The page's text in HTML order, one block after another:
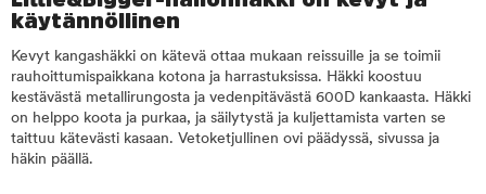
käytännöllinen
Kevyt kangashäkki on kätevä ottaa mukaan reissuille ja se toimii
rauhoittumispaikkana kotona ja harrastuksissa. Häkki koostuu
kestävästä metallirungosta ja vedenpitävästä 600D kankaasta. Häkki
on helppo koota ja purkaa, ja säilytystä ja kuljettamista varten se
taittuu kätevästi kasaan. Vetoketjullinen ovi päädyssä, sivussa ja
häkin päällä.